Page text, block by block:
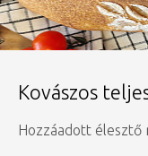
Kovászos
Hozzáadott élesztő